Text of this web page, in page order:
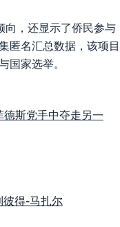
，还显示了侨民参与
匿名汇总数据，该项目
国家选举。
斯党手中夺走另一
彼得-马扎尔